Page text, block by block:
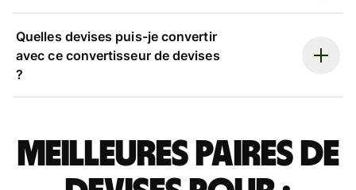
Quelles devises puis-je convertir
avec ce convertisseur de devises
?
Meilleures paires de